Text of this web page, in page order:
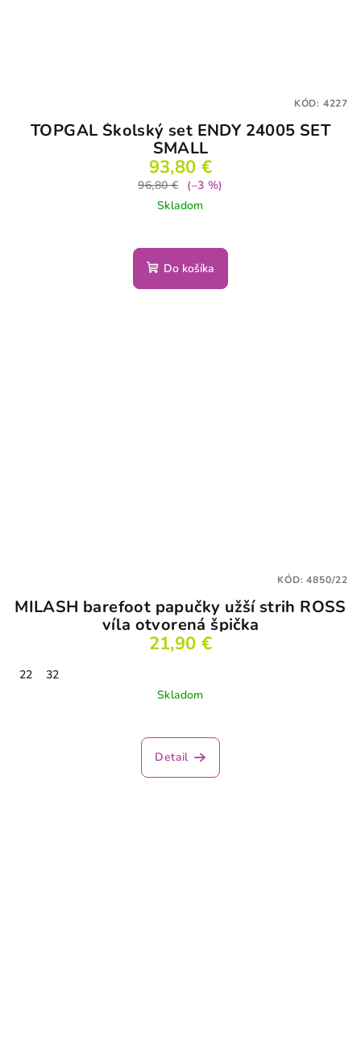
TOPGAL Školský set ENDY 24005 SET
SMALL
93,80 €
96,80 €
(–3 %)
Skladom
Do košíka
KÓD: 4227
MILASH barefoot papučky užší strih ROSS
víla otvorená špička
21,90 €
22
32
Skladom
Detail
KÓD:4850/22